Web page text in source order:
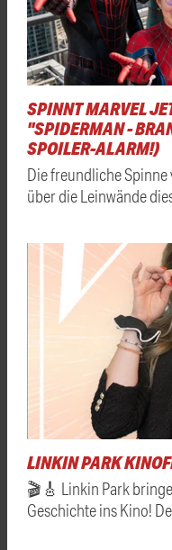
SPINNT MARVEL
"SPIDERMAN -
SPOILER-ALARM!)
Die freundliche
über die Leinwände
LINKIN PARK
🎬🎸 Linkin Park
Geschichte ins Kino!